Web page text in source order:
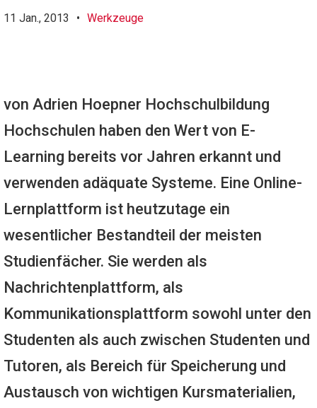
11 Jan., 2013 • Werkzeuge
von Adrien Hoepner Hochschulbildung
Hochschulen haben den Wert von E-
Learning bereits vor Jahren erkannt und
verwenden adäquate Systeme. Eine Online-
Lernplattform ist heutzutage ein
wesentlicher Bestandteil der meisten
Studienfächer. Sie werden als
Nachrichtenplattform, als
Kommunikationsplattform sowohl unter den
Studenten als auch zwischen Studenten und
Tutoren, als Bereich für Speicherung und
Austausch von wichtigen Kursmaterialien,